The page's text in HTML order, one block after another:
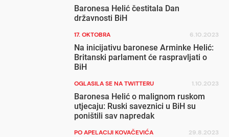
Baronesa Helić čestitala Dan
državnosti BiH
17. OKTOBRA 6.10.2023
Na inicijativu baronese Arminke Helić:
Britanski parlament će raspravljati o
BiH
OGLASILA SE NA TWITTERU 1.10.2023
Baronesa Helić o malignom ruskom
utjecaju: Ruski saveznici u BiH su
poništili sav napredak
PO APELACIJI KOVAČEVIĆA 29.8.2023